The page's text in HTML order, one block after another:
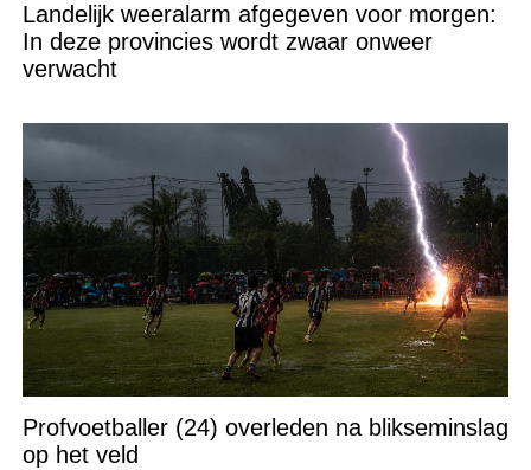
Landelijk weeralarm afgegeven voor morgen:
In deze provincies wordt zwaar onweer
verwacht
Profvoetballer (24) overleden na blikseminslag
op het veld